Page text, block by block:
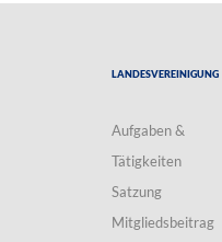
Landesvereinigung
Aufgaben &
Tätigkeiten
Satzung
Mitgliedsbeitrag